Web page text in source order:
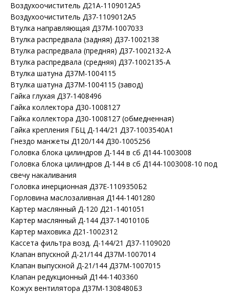
Воздухоочиститель Д21А-1109012А5
Воздухоочиститель Д37-1109012А5
Втулка направляющая Д37М-1007033
Втулка распредвала (задняя) Д37-1002138
Втулка распредвала (предняя) Д37-1002132-А
Втулка распредвала (средняя) Д37-1002135-А
Втулка шатуна Д37М-1004115
Втулка шатуна Д37М-1004115 (завод)
Гайка глухая Д37-1408496
Гайка коллектора Д30-1008127
Гайка коллектора Д30-1008127 (обмедненная)
Гайка крепления ГБЦ Д-144/21 Д37-1003540А1
Гнездо манжеты Д120/144 Д30-1005256
Головка блока цилиндров Д-144 в сб Д144-1003008
Головка блока цилиндров Д-144 в сб Д144-1003008-10 под
свечу накаливания
Головка инерционная Д37Е-1109350Б2
Горловина маслозаливная Д144-1401280
Картер маслянный Д-120 Д21-1401051
Картер маслянный Д-144 Д37-1401010Б
Картер маховика Д21-1002312
Кассета фильтра возд. Д-144/21 Д37-1109020
Клапан впускной Д-21/144 Д37М-1007014
Клапан выпускной Д-21/144 Д37М-1007015
Клапан редукционный Д144-1403360
Кожух вентилятора Д37М-1308480Б3